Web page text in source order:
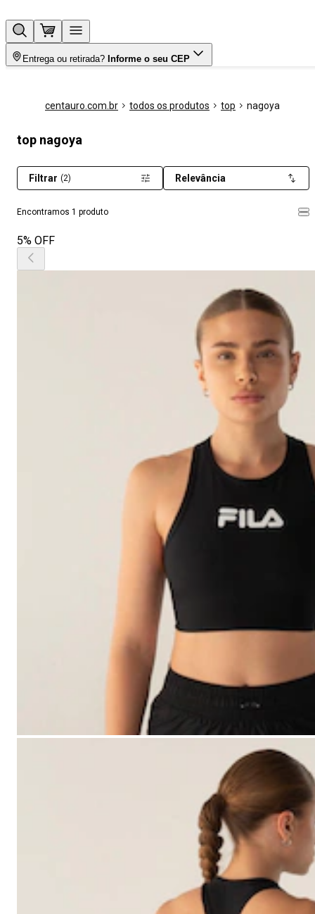
Entrega ou retirada? Informe o seu CEP
centauro.com.br todos os produtos top nagoya
top nagoya
Encontramos 1 produto
Filtrar (2) Relevância
5% OFF